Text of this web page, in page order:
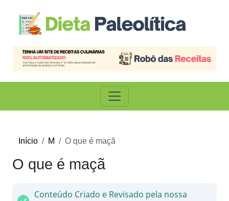
Início M O que é maçã
O que é maçã
Conteúdo Criado e Revisado pela nossa